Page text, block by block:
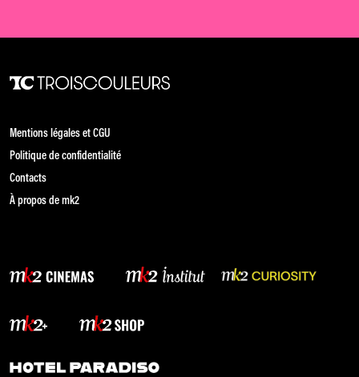
Mentions légales et CGU
Politique de confidentialité
Contacts
À propos de mk2